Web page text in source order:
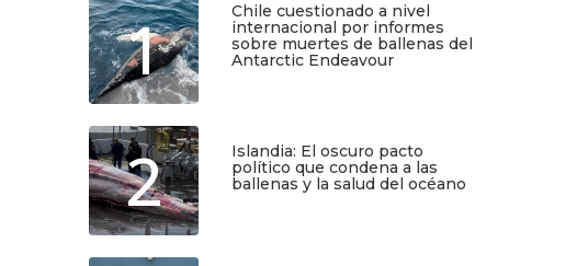
1
Chile cuestionado a nivel
internacional por informes
sobre muertes de ballenas del
Antarctic Endeavour
2
Islandia: El oscuro pacto
político que condena a las
ballenas y la salud del océano